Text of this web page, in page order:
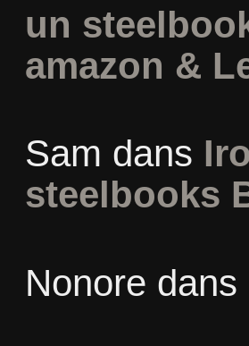
un
amazon &
Sam dans
steelbooks
Nonore dans